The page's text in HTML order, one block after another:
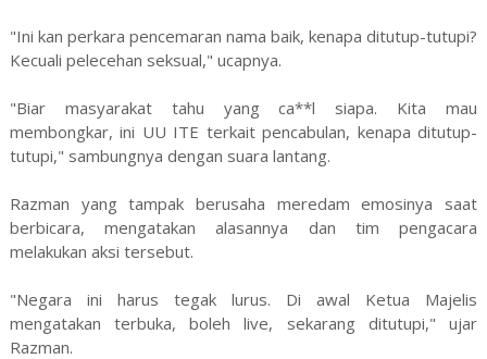
"Ini kan perkara pencemaran nama baik, kenapa ditutup-tutupi?
Kecuali pelecehan seksual," ucapnya.
"Biar masyarakat tahu yang ca**l siapa. Kita mau
membongkar, ini UU ITE terkait pencabulan, kenapa ditutup-
tutupi," sambungnya dengan suara lantang.
Razman yang tampak berusaha meredam emosinya saat
berbicara, mengatakan alasannya dan tim pengacara
melakukan aksi tersebut.
"Negara ini harus tegak lurus. Di awal Ketua Majelis
mengatakan terbuka, boleh live, sekarang ditutupi," ujar
Razman.